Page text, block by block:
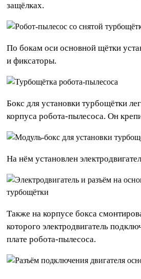
защёлках.
По бокам оси основной щётки
и фиксаторы.
Бокс для установки турбощётки
корпуса робота-пылесоса. Он
На нём установлен
Также на корпусе бокса
которого электродвигатель
плате робота-пылесоса.